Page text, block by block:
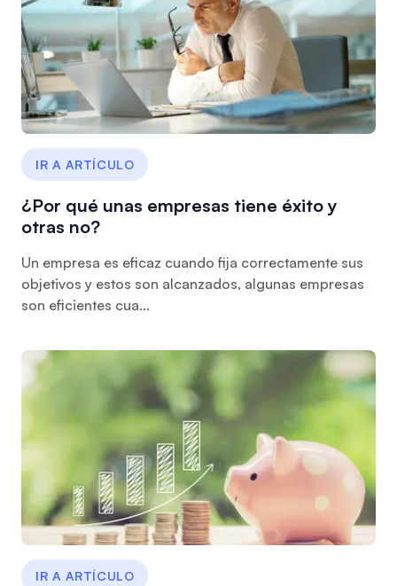
IR A ARTÍCULO
¿Por qué unas empresas tiene éxito y
otras no?
Un empresa es eficaz cuando fija correctamente sus
objetivos y estos son alcanzados, algunas empresas
son eficientes cua...
IR A ARTÍCULO